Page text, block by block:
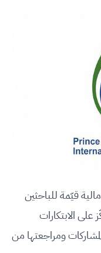
قيّمة للباحثين
على الابتكارات
ومراجعتها من